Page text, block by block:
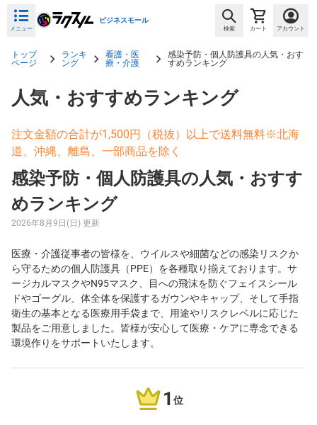
メニュー
ビジネスモール
検索 カート アカウント
トップ
ページ
ランキ
ング
看護・医
療・介護
感染予防・個人防護具の人気・おす
すめランキング
人気・おすすめランキング
注文金額の合計が1,500円（税抜）以上で送料無料※北海
道、沖縄、離島、一部商品を除く
感染予防・個人防護具の人気・おすす
めランキング
2026年8月9日(日) 更新
医療・介護従事者の皆様を、ウイルスや細菌などの感染リスクか
ら守るための個人防護具（PPE）を各種取り揃えております。サ
ージカルマスクやN95マスク、目への飛沫を防ぐフェイスシール
ドやゴーグル、体全体を保護するガウンやキャップ、そして手指
衛生の基本となる医療用手袋まで、用途やリスクレベルに応じた
製品をご用意しました。皆様が安心して医療・ケアに専念できる
環境作りをサポートいたします。
1 位